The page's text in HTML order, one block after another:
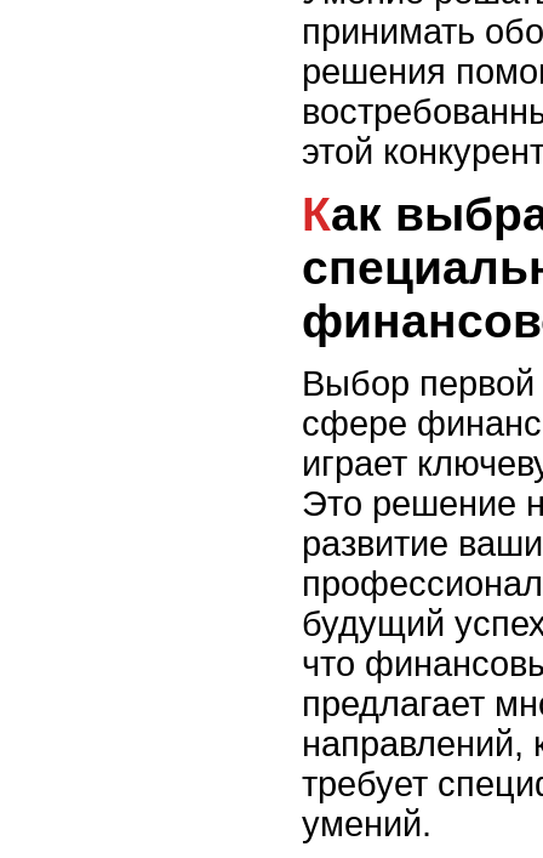
принимать
решения
этой
Как выбрать первую
Выбор первой
сфере
играет
Это решение
развитие
будущий
что
предлагает
направлений,
требует
умений.